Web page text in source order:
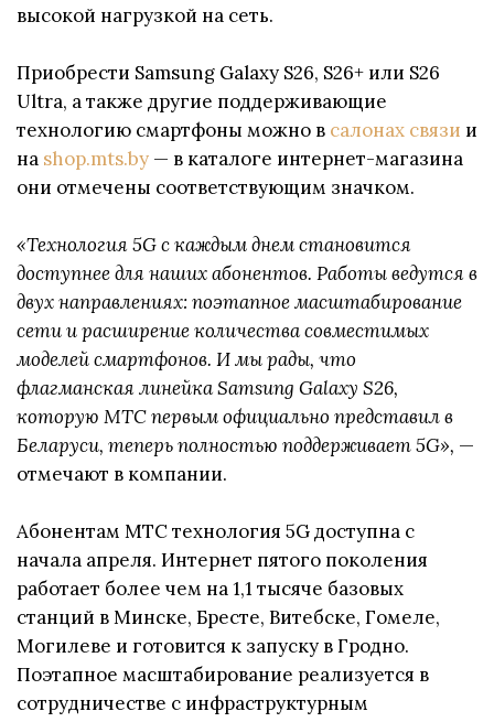
высокой нагрузкой на сеть.
Приобрести Samsung Galaxy S26, S26+ или S26
Ultra, а также другие поддерживающие
технологию смартфоны можно в салонах связи и
на shop.mts.by — в каталоге интернет-магазина
они отмечены соответствующим значком.
«Технология 5G с каждым днем становится
доступнее для наших абонентов. Работы ведутся в
двух направлениях: поэтапное масштабирование
сети и расширение количества совместимых
моделей смартфонов. И мы рады, что
флагманская линейка Samsung Galaxy S26,
которую МТС первым официально представил в
Беларуси, теперь полностью поддерживает 5G», —
отмечают в компании.
Абонентам МТС технология 5G доступна с
начала апреля. Интернет пятого поколения
работает более чем на 1,1 тысяче базовых
станций в Минске, Бресте, Витебске, Гомеле,
Могилеве и готовится к запуску в Гродно.
Поэтапное масштабирование реализуется в
сотрудничестве с инфраструктурным